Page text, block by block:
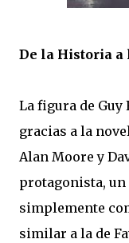
De la Historia a
La figura de Guy
gracias a la
Alan Moore y
protagonista,
simplemente
similar a la de